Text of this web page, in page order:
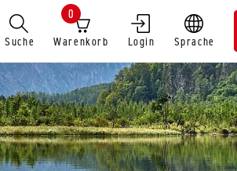
Suche Warenkorb
0
Login Sprache